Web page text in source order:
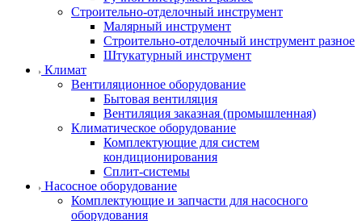
Строительно-отделочный инструмент
Малярный инструмент
Строительно-отделочный инструмент разное
Штукатурный инструмент
Климат
Вентиляционное оборудование
Бытовая вентиляция
Вентиляция заказная (промышленная)
Климатическое оборудование
Комплектующие для систем
кондиционирования
Сплит-системы
Насосное оборудование
Комплектующие и запчасти для насосного
оборудования